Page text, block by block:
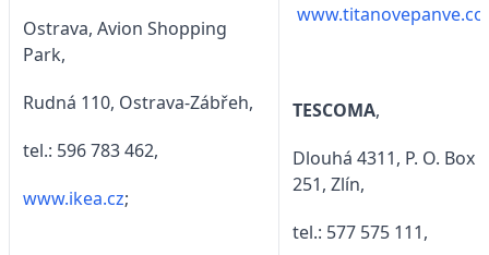
Ostrava, Avion Shopping
Park,
Rudná 110, Ostrava-Zábřeh,
tel.: 596 783 462,
www.ikea.cz;
TESCOMA,
Dlouhá 4311, P. O. Box
251, Zlín,
tel.: 577 575 111,